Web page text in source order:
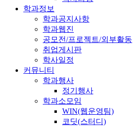
학과정보
학과공지사항
학과웹진
공모전/프로젝트/외부활동
취업게시판
학사일정
커뮤니티
학과행사
정기행사
학과소모임
WIN(웹운영팀)
코딧(스터디)